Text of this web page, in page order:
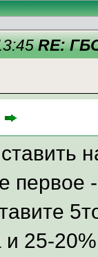
RE:
первое
и 25-